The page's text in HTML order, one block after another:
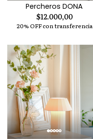
Percheros DONA
$12.000,00
20% OFF con transferencia